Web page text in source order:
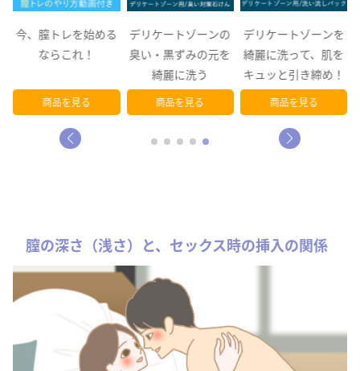
今、膣トレを始める
ならこれ！
商品を見る
デリケートゾーンの
臭い・黒ずみの元を
綺麗に洗う
商品を見る
デリケートゾーンを
綺麗に洗って、肌を
キュッと引き締め！
商品を見る
膣の深さ（浅さ）と、セックス時の挿入の関係